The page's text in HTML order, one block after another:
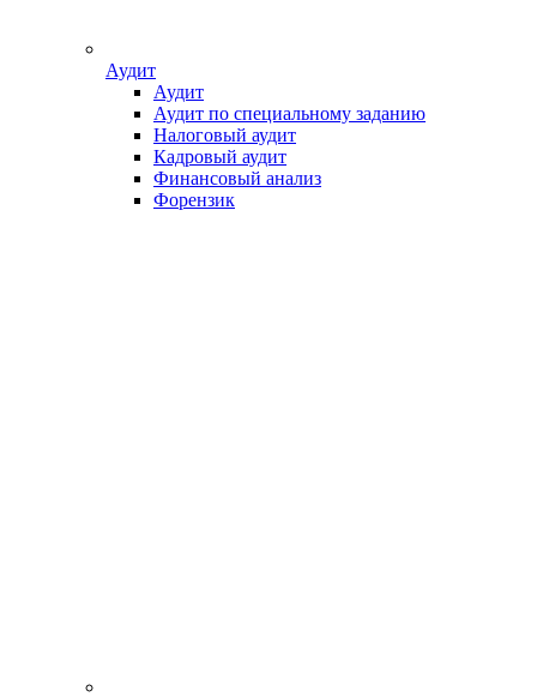
Аудит
Аудит
Аудит по специальному заданию
Налоговый аудит
Кадровый аудит
Финансовый анализ
Форензик